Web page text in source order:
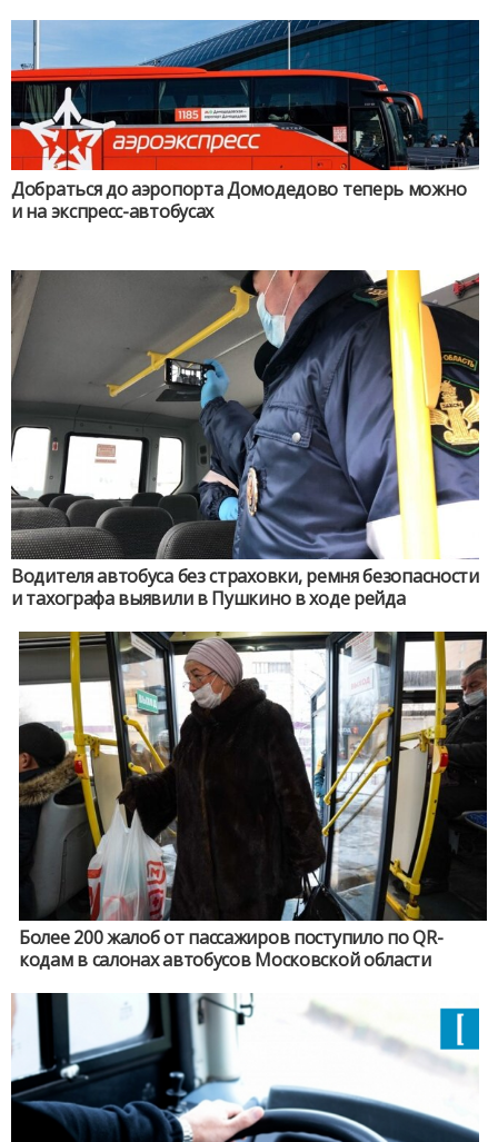
Добраться до аэропорта Домодедово теперь можно
и на экспресс-автобусах
Водителя автобуса без страховки, ремня безопасности
и тахографа выявили в Пушкино в ходе рейда
Более 200 жалоб от пассажиров поступило по QR-
кодам в салонах автобусов Московской области